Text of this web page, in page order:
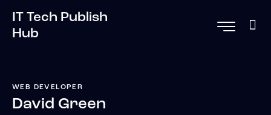
IT Tech Publish
Hub
WEB DEVELOPER
David Green